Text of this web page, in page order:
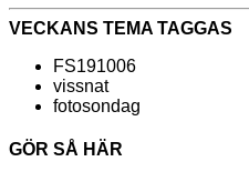
VECKANS TEMA TAGGAS
FS191006
vissnat
fotosondag
GÖR SÅ HÄR